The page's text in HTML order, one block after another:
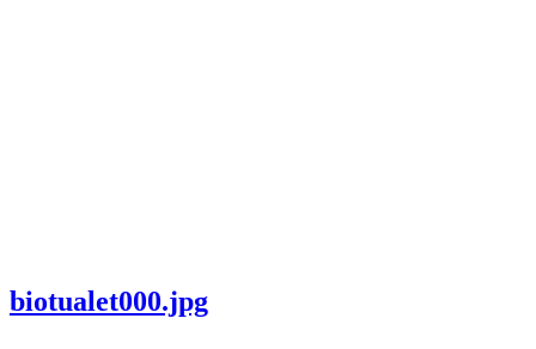
biotualet000.jpg